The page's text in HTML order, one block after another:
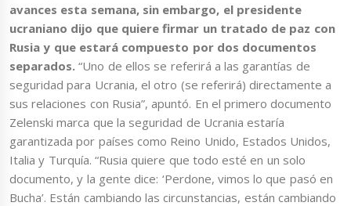
avances esta semana, sin embargo, el presidente
ucraniano dijo que quiere firmar un tratado de paz con
Rusia y que estará compuesto por dos documentos
separados. “Uno de ellos se referirá a las garantías de
seguridad para Ucrania, el otro (se referirá) directamente a
sus relaciones con Rusia”, apuntó. En el primero documento
Zelenski marca que la seguridad de Ucrania estaría
garantizada por países como Reino Unido, Estados Unidos,
Italia y Turquía. “Rusia quiere que todo esté en un solo
documento, y la gente dice: ‘Perdone, vimos lo que pasó en
Bucha’. Están cambiando las circunstancias, están cambiando